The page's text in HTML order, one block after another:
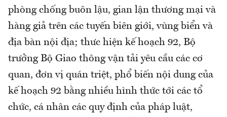
phòng chống buôn lậu, gian lận thương mại và
hàng giả trên các tuyến biên giới, vùng biển và
địa bàn nội địa; thưc hiện kế hoạch 92, Bộ
trưởng Bộ Giao thông vận tải yêu cầu các cơ
quan, đơn vị quán triệt, phổ biến nội dung của
kế hoạch 92 bằng nhiều hình thức tới các tổ
chức, cá nhân các quy định của pháp luật,